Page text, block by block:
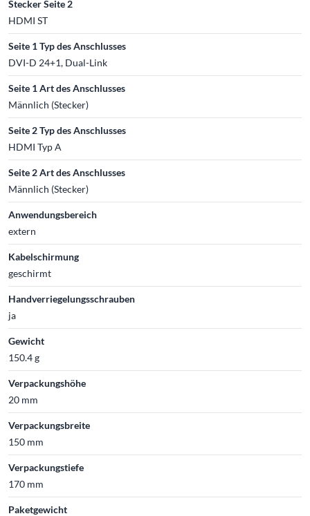
Stecker Seite 2
HDMI ST
Seite 1 Typ des Anschlusses
DVI-D 24+1, Dual-Link
Seite 1 Art des Anschlusses
Männlich (Stecker)
Seite 2 Typ des Anschlusses
HDMI Typ A
Seite 2 Art des Anschlusses
Männlich (Stecker)
Anwendungsbereich
extern
Kabelschirmung
geschirmt
Handverriegelungsschrauben
ja
Gewicht
150.4 g
Verpackungshöhe
20 mm
Verpackungsbreite
150 mm
Verpackungstiefe
170 mm
Paketgewicht